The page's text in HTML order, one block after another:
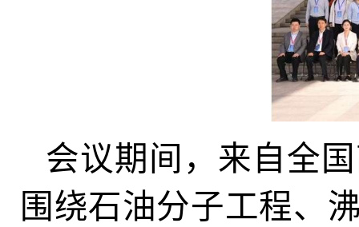
会议期间，来自全
围绕石油分子工程、